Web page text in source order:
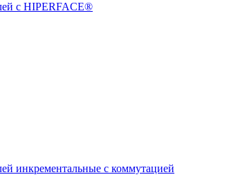
с HIPERFACE®
инкрементальные с коммутацией